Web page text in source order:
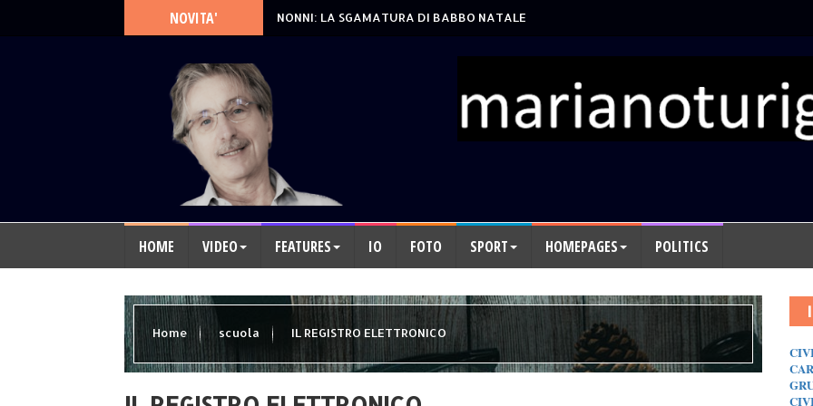
NOVITA' NONNI: LA SGAMATURA DI BABBO NATALE
HOME VIDEO FEATURES IO FOTO SPORT HOMEPAGES POLITICS
Home scuola IL REGISTRO ELETTRONICO